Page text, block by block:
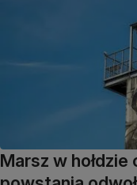
Marsz w